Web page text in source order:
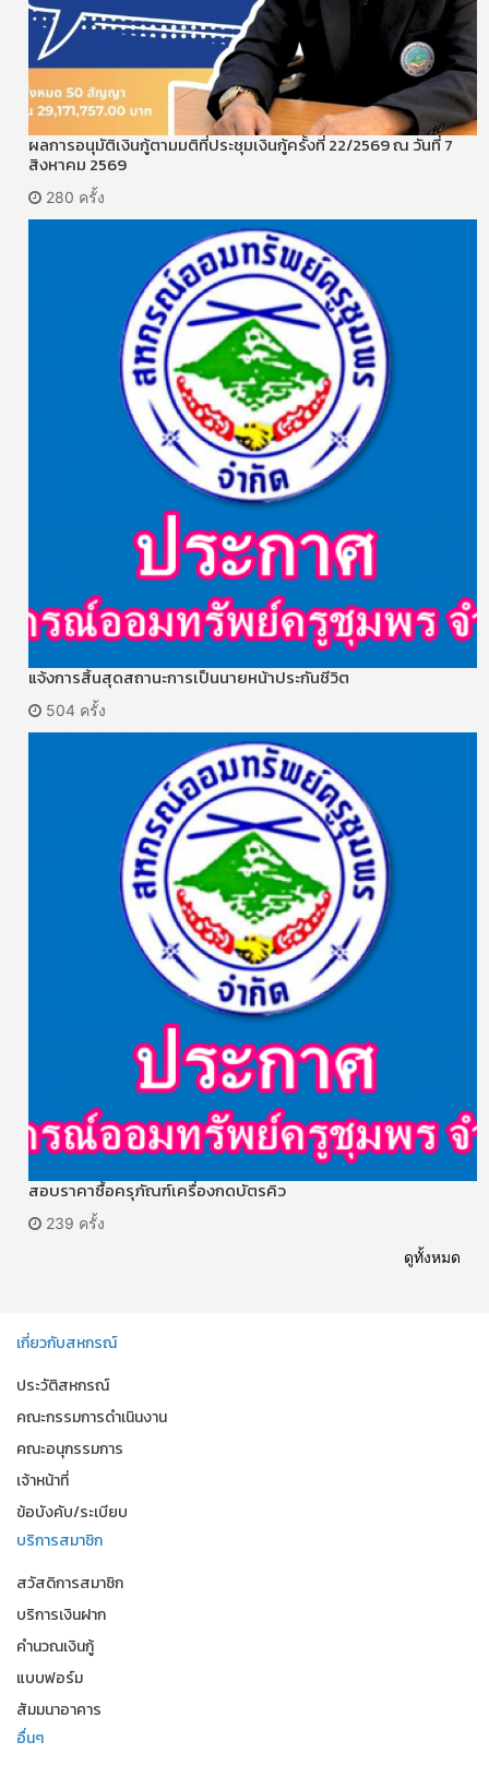
ผลการอนุมัติเงินกู้ตามมติที่ประชุมเงินกู้ครั้งที่ 22/2569 ณ วันที่ 7
สิงหาคม 2569
280 ครั้ง
แจ้งการสิ้นสุดสถานะการเป็นนายหน้าประกันชีวิต
504 ครั้ง
สอบราคาซื้อครุภัณฑ์เครื่องกดบัตรคิว
239 ครั้ง
ดูทั้งหมด
เกี่ยวกับสหกรณ์
ประวัติสหกรณ์
คณะกรรมการดำเนินงาน
คณะอนุกรรมการ
เจ้าหน้าที่
ข้อบังคับ/ระเบียบ
บริการสมาชิก
สวัสดิการสมาชิก
บริการเงินฝาก
คำนวณเงินกู้
แบบฟอร์ม
สัมมนาอาคาร
อื่นๆ